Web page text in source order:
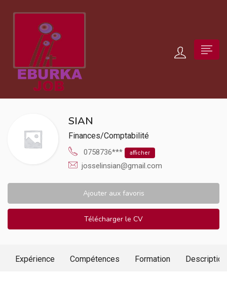
SIAN
Finances/Comptabilité
0758736*** afficher
josselinsian@gmail.com
Ajouter aux favoris
Télécharger le CV
Expérience Compétences Formation Description